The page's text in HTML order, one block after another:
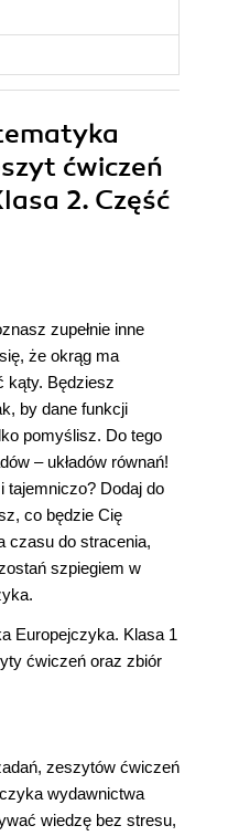
ćwiczeń
2. Część
zupełnie inne
że okrąg ma
kąty. Będziesz
by dane funkcji
pomyślisz. Do tego
– układów równań!
tajemniczo? Dodaj do
co będzie Cię
czasu do stracenia,
szpiegiem w
Europejczyka. Klasa 1
ćwiczeń oraz zbiór
zeszytów ćwiczeń
wydawnictwa
wiedzę bez stresu,